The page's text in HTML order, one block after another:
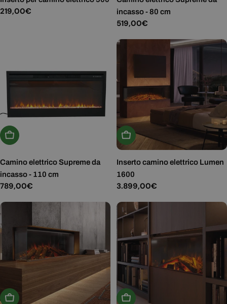
Prezzo
219,00€
incasso - 80 cm
Prezzo
519,00€
Aggiungi Al Carrello
Camino elettrico Supreme da
incasso - 110 cm
Prezzo
789,00€
Aggiungi Al Carrello
Inserto camino elettrico Lumen
1600
Prezzo
3.899,00€
Aggiungi Al Carrello Aggiungi Al Carrello